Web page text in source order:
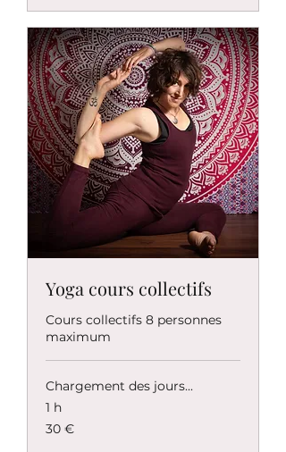
Yoga cours collectifs
Cours collectifs 8 personnes
maximum
Chargement des jours...
1 h
30
euros
30 €